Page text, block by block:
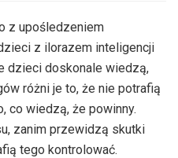
z upośledzeniem
z ilorazem inteligencji
dzieci doskonale wiedzą,
różni je to, że nie potrafią
co wiedzą, że powinny.
zanim przewidzą skutki
tego kontrolować.